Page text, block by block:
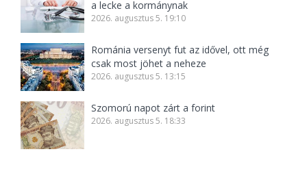
a lecke a kormánynak
2026. augusztus 5. 19:10
Románia versenyt fut az idővel, ott még
csak most jöhet a neheze
2026. augusztus 5. 13:15
Szomorú napot zárt a forint
2026. augusztus 5. 18:33